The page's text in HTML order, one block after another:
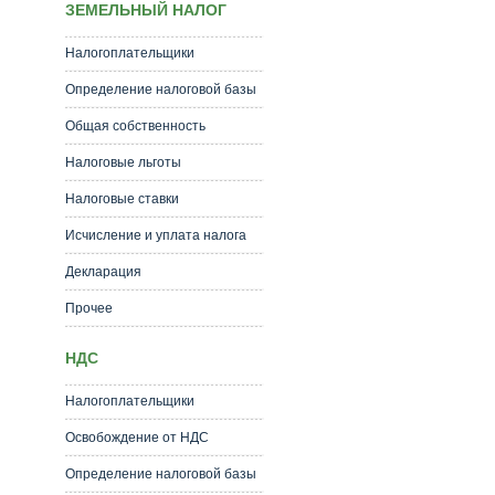
ЗЕМЕЛЬНЫЙ НАЛОГ
Налогоплательщики
Определение налоговой базы
Общая собственность
Налоговые льготы
Налоговые ставки
Исчисление и уплата налога
Декларация
Прочее
НДС
Налогоплательщики
Освобождение от НДС
Определение налоговой базы